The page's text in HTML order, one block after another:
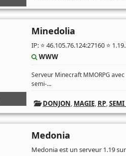
Minedolia
IP: ⭐️ 46.105.76.124:27160 ⭐️
WWW
Serveur Minecraft MMORPG
semi-...
DONJON, MAGIE, RP,SEMI
Medonia
Medonia est un serveur 1.19